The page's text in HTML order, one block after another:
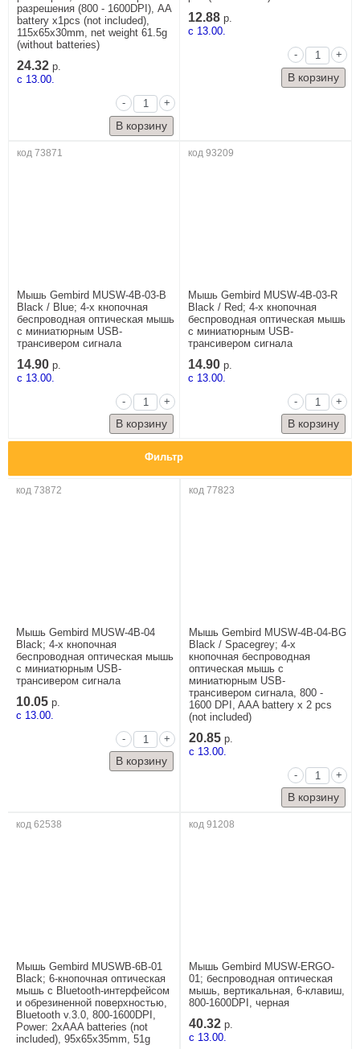
разрешения (800 - 1600DPI), AA
battery x1pcs (not included),
115x65x30mm, net weight 61.5g
(without batteries)
24.32 р.
c 13.00.
-
+
12.88 р.
c 13.00.
-
+
код 73871
Мышь Gembird MUSW-4B-03-B
Black / Blue; 4-х кнопочная
беспроводная оптическая мышь
с миниатюрным USB-
трансивером сигнала
14.90 р.
c 13.00.
-
+
код 93209
Мышь Gembird MUSW-4B-03-R
Black / Red; 4-х кнопочная
беспроводная оптическая мышь
с миниатюрным USB-
трансивером сигнала
14.90 р.
c 13.00.
-
+
Фильтр
код 73872
Мышь Gembird MUSW-4B-04
Black; 4-х кнопочная
беспроводная оптическая мышь
с миниатюрным USB-
трансивером сигнала
10.05 р.
c 13.00.
-
+
код 77823
Мышь Gembird MUSW-4B-04-BG
Black / Spacegrey; 4-х
кнопочная беспроводная
оптическая мышь с
миниатюрным USB-
трансивером сигнала, 800 -
1600 DPI, AAA battery x 2 pcs
(not included)
20.85 р.
c 13.00.
-
+
код 62538
Мышь Gembird MUSWB-6B-01
Black; 6-кнопочная оптическая
мышь с Bluetooth-интерфейсом
и обрезиненной поверхностью,
Bluetooth v.3.0, 800-1600DPI,
Power: 2xAAA batteries (not
included), 95x65x35mm, 51g
код 91208
Мышь Gembird MUSW-ERGO-
01; беспроводная оптическая
мышь, вертикальная, 6-клавиш,
800-1600DPI, черная
40.32 р.
c 13.00.